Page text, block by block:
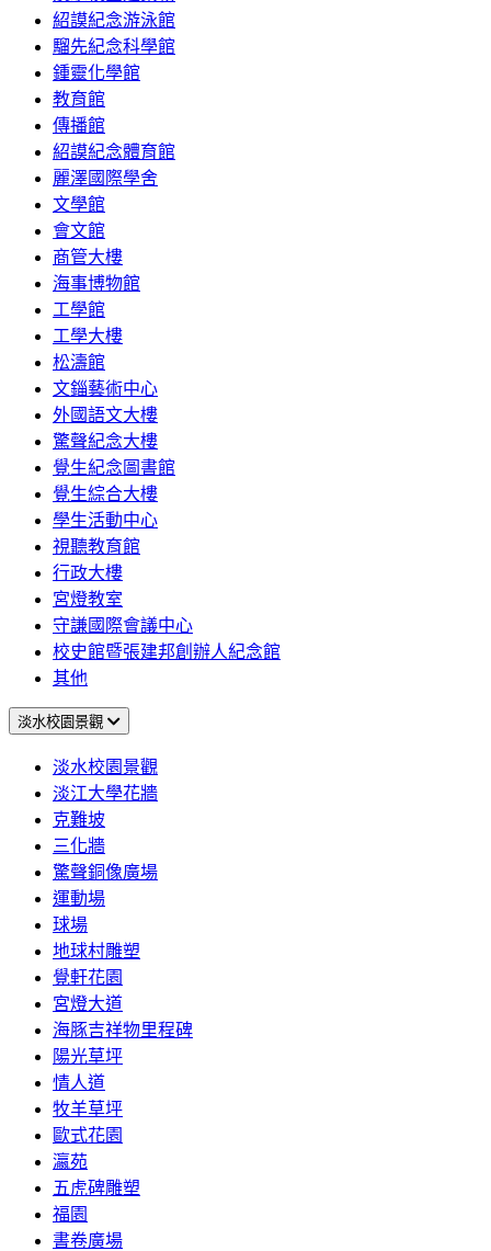
紹謨紀念游泳館
騮先紀念科學館
鍾靈化學館
教育館
傳播館
紹謨紀念體育館
麗澤國際學舍
文學館
會文館
商管大樓
海事博物館
工學館
工學大樓
松濤館
文錙藝術中心
外國語文大樓
驚聲紀念大樓
覺生紀念圖書館
覺生綜合大樓
學生活動中心
視聽教育館
行政大樓
宮燈教室
守謙國際會議中心
校史館暨張建邦創辦人紀念館
其他
淡水校園景觀
淡水校園景觀
淡江大學花牆
克難坡
三化牆
驚聲銅像廣場
運動場
球場
地球村雕塑
覺軒花園
宮燈大道
海豚吉祥物里程碑
陽光草坪
情人道
牧羊草坪
歐式花園
瀛苑
五虎碑雕塑
福園
書卷廣場